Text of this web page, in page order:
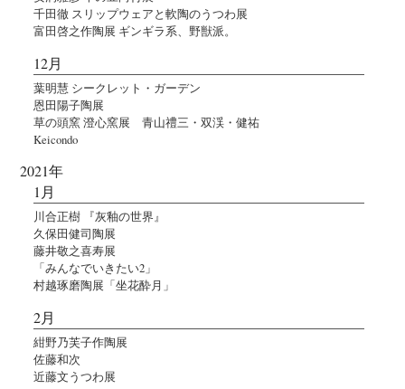
千田徹 スリップウェアと軟陶のうつわ展
富田啓之作陶展 ギンギラ系、野獣派。
12月
葉明慧 シークレット・ガーデン
恩田陽子陶展
草の頭窯 澄心窯展 青山禮三・双渓・健祐
Keicondo
2021年
1月
川合正樹 『灰釉の世界』
久保田健司陶展
藤井敬之喜寿展
「みんなでいきたい2」
村越琢磨陶展「坐花酔月」
2月
紺野乃芙子作陶展
佐藤和次
近藤文うつわ展